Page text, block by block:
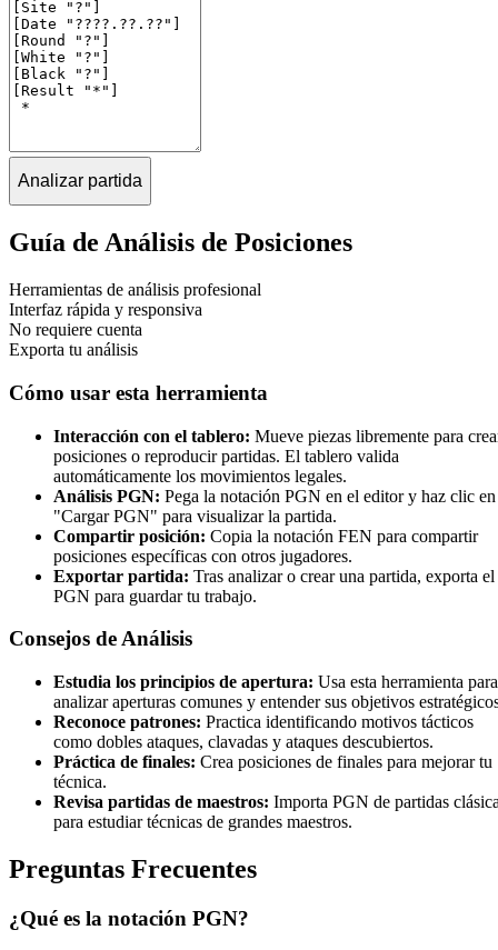
Analizar partida
Guía de Análisis de Posiciones
Herramientas de análisis profesional
Interfaz rápida y responsiva
No requiere cuenta
Exporta tu análisis
Cómo usar esta herramienta
Interacción con el tablero: Mueve piezas libremente para
posiciones o reproducir partidas. El tablero valida
automáticamente los movimientos legales.
Análisis PGN: Pega la notación PGN en el editor y haz clic en
"Cargar PGN" para visualizar la partida.
Compartir posición: Copia la notación FEN para compartir
posiciones específicas con otros jugadores.
Exportar partida: Tras analizar o crear una partida, exporta el
PGN para guardar tu trabajo.
Consejos de Análisis
Estudia los principios de apertura: Usa esta herramienta para
analizar aperturas comunes y entender sus objetivos
Reconoce patrones: Practica identificando motivos tácticos
como dobles ataques, clavadas y ataques descubiertos.
Práctica de finales: Crea posiciones de finales para mejorar tu
técnica.
Revisa partidas de maestros: Importa PGN de partidas
para estudiar técnicas de grandes maestros.
Preguntas Frecuentes
¿Qué es la notación PGN?